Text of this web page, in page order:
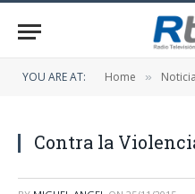
YOU ARE AT: Home »
Contra la